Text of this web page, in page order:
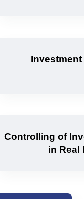
Controlling of
in Real